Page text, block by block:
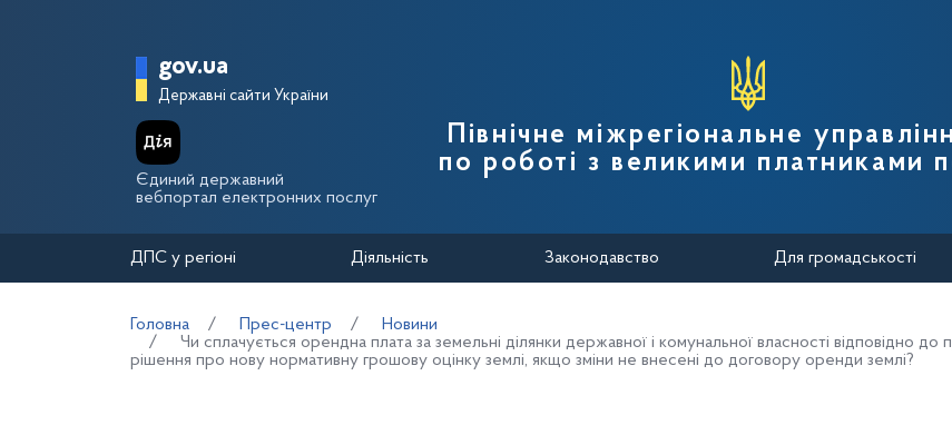
Головна сторінка Державної податкової служби
gov.ua
Державні сайти України
Єдиний державний
вебпортал електронних послуг
Північне міжрегіональне
по роботі з великими платниками
ДПС у регіоні Діяльність Законодавство Для громадськості
Головна Прес-центр
Новини
Чи сплачується орендна плата за земельні ділянки державної і комунальної власності відповідно
рішення про нову нормативну грошову оцінку землі, якщо зміни не внесені до договору оренди землі?